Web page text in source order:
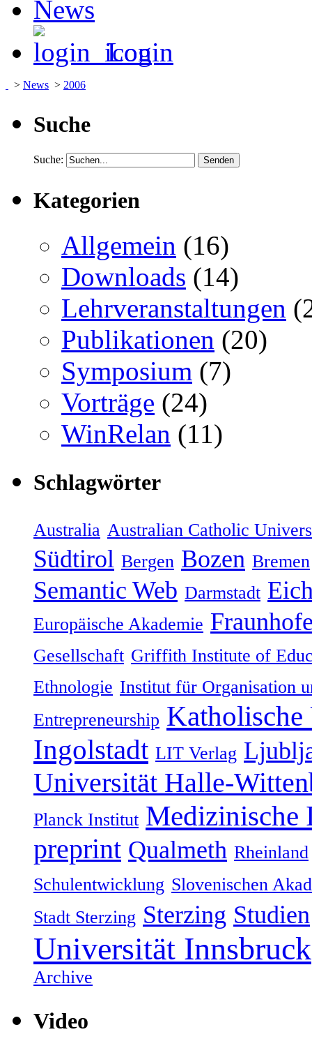
News
Login
> News > 2006
Suche
Suche:
Kategorien
Allgemein (16)
Downloads (14)
Lehrveranstaltungen
Publikationen (20)
Symposium (7)
Vorträge (24)
WinRelan (11)
Schlagwörter
Australia Australian Catholic
Südtirol Bergen Bozen Bremen
Semantic Web Darmstadt
Europäische Akademie
Gesellschaft Griffith Institute of
Ethnologie Institut für Organisation
Entrepreneurship
Ingolstadt LIT Verlag
Universität Halle-
Planck Institut
preprint Qualmeth Rheinland
Schulentwicklung Slovenischen
Stadt Sterzing Sterzing Studien
Universität Innsbruck
Archive
Video